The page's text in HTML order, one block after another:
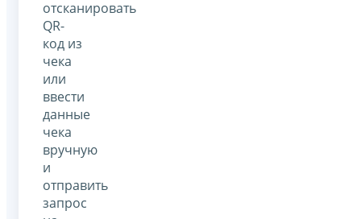
отсканировать
QR-
код из
чека
или
ввести
данные
чека
вручную
и
отправить
запрос